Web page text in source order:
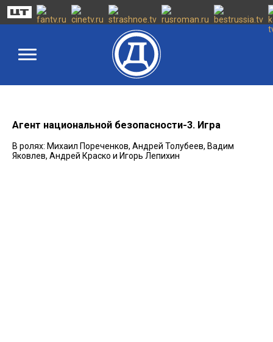
Агент национальной безопасности-3. Игра
В ролях: Михаил Пореченков, Андрей Толубеев, Вадим
Яковлев, Андрей Краско и Игорь Лепихин